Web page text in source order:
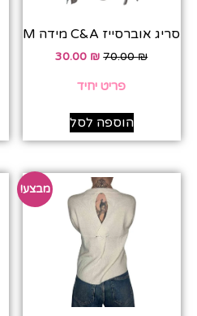
סריג אוברסייז C&A מידה M
70.00₪
30.00 ₪
פריט יחיד
הוספה לסל
מבצע!